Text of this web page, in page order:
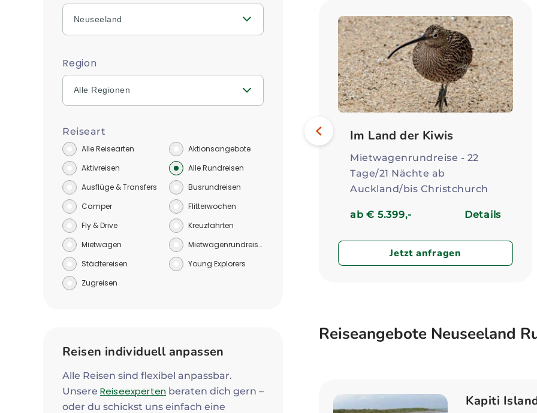
Im Land der Kiwis
Mietwagenrundreise - 22
Tage/21 Nächte ab
Auckland/bis Christchurch
ab € 5.399,- Details
Jetzt anfragen
Vorheriges
Reiseangebote Neuseeland
Kapiti
Neuseeland
Region
Alle Regionen
Reiseart
Alle Reisearten
Aktionsangebote
Aktivreisen
Alle Rundreisen
Ausflüge & Transfers
Busrundreisen
Camper
Flitterwochen
Fly & Drive
Kreuzfahrten
Mietwagen
Mietwagenrundreisen
Städtereisen
Young Explorers
Zugreisen
Reisen individuell anpassen
Alle Reisen sind flexibel anpassbar.
Unsere Reiseexpertenberaten dich gern –
oder du schickst uns einfach eine